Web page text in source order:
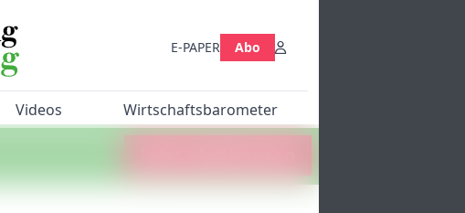
E-PAPER Abo
Videos Wirtschaftsbarometer